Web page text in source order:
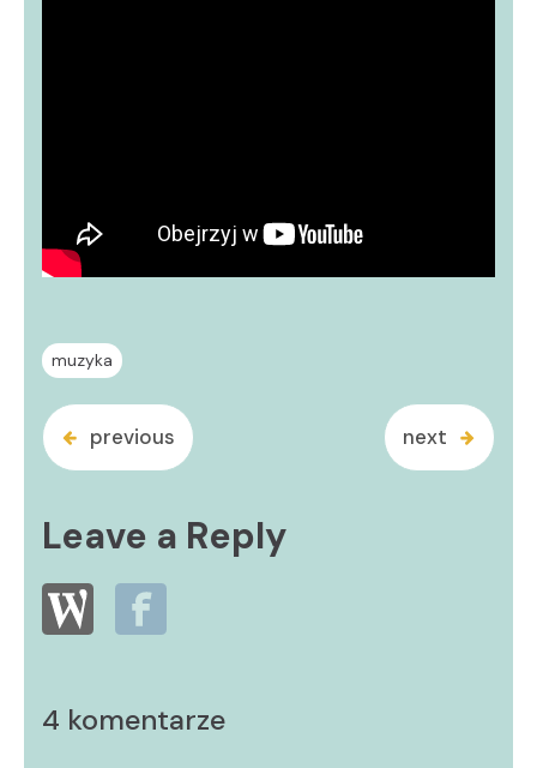
muzyka
previous next
Leave a Reply
4 komentarze